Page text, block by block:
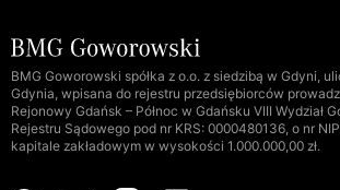
BMG Goworowski spółka z o.o. z siedzibą w Gdyni,
Gdynia, wpisana do rejestru przedsiębiorców
Rejonowy Gdańsk – Północ w Gdańsku VIII Wydział
Rejestru Sądowego pod nr KRS: 0000480136, o nr
kapitale zakładowym w wysokości 1.000.000,00 zł.